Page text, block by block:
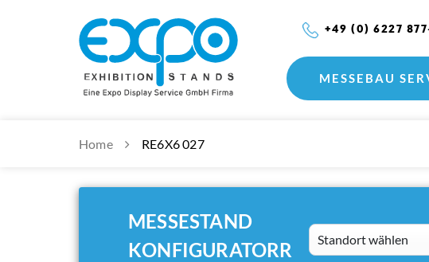
+49 (0) 6227
MESSEBAU
Home RE6X6 027
MESSESTAND
KONFIGURATORR
Standort wählen